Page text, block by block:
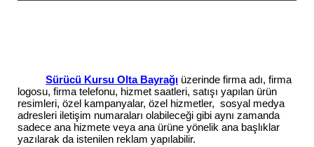
Sürücü Kursu Olta Bayrağı üzerinde firma adı, firma
logosu, firma telefonu, hizmet saatleri, satışı yapılan ürün
resimleri, özel kampanyalar, özel hizmetler, sosyal medya
adresleri iletişim numaraları olabileceği gibi aynı zamanda
sadece ana hizmete veya ana ürüne yönelik ana başlıklar
yazılarak da istenilen reklam yapılabilir.